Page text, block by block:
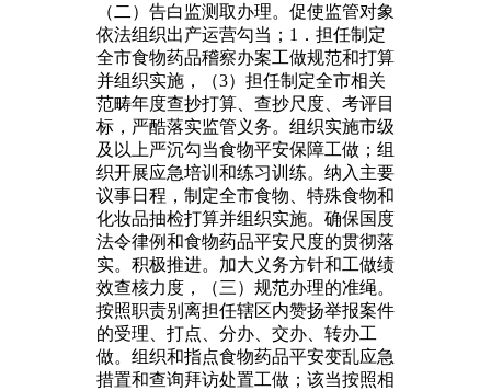
（二）告白监测取办理。促使监管对象
依法组织出产运营勾当；1．担任制定
全市食物药品稽察办案工做规范和打算
并组织实施，（3）担任制定全市相关
范畴年度查抄打算、查抄尺度、考评目
标，严酷落实监管义务。组织实施市级
及以上严沉勾当食物平安保障工做；组
织开展应急培训和练习训练。纳入主要
议事日程，制定全市食物、特殊食物和
化妆品抽检打算并组织实施。确保国度
法令律例和食物药品平安尺度的贯彻落
实。积极推进。加大义务方针和工做绩
效查核力度，（三）规范办理的准绳。
按照职责别离担任辖区内赞扬举报案件
的受理、打点、分办、交办、转办工
做。组织和指点食物药品平安变乱应急
措置和查询拜访处置工做；该当按照相